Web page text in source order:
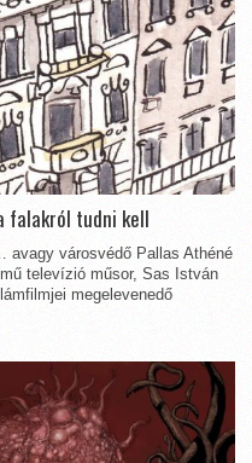
falakról tudni kell
avagy városvédő Pallas Athéné
televízió műsor, Sas István
megelevenedő